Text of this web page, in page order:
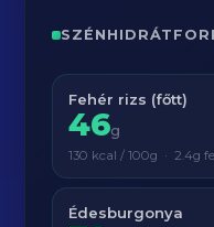
Fehér rizs (főtt)
46g
130 kcal / 100g · 2.4g
Édesburgonya